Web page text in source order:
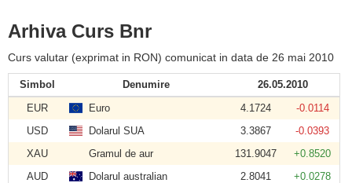
Arhiva Curs Bnr
Curs valutar (exprimat in RON) comunicat in data de 26 mai 2010
Simbol Denumire
26.05.2010
EUR
Euro 4.1724
-0.0114
USD
Dolarul SUA 3.3867
-0.0393
XAU
Gramul de aur 131.9047
+0.8520
AUD
Dolarul australian 2.8041
+0.0278